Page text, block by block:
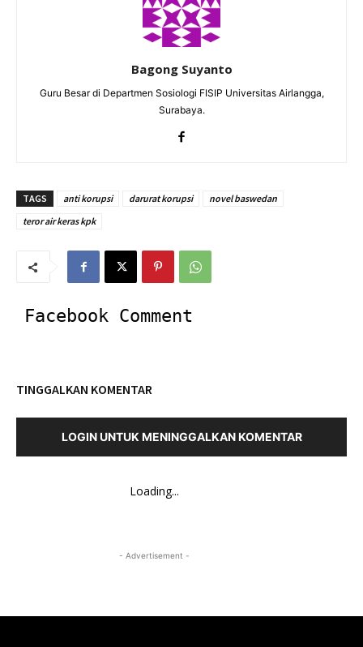
Bagong Suyanto
Guru Besar di Departmen Sosiologi FISIP Universitas Airlangga,
Surabaya.
TAGS anti korupsi darurat korupsi
novel baswedan
teror air keras kpk
Facebook Comment
TINGGALKAN KOMENTAR
LOGIN UNTUK MENINGGALKAN KOMENTAR
Loading...
- Advertisement -